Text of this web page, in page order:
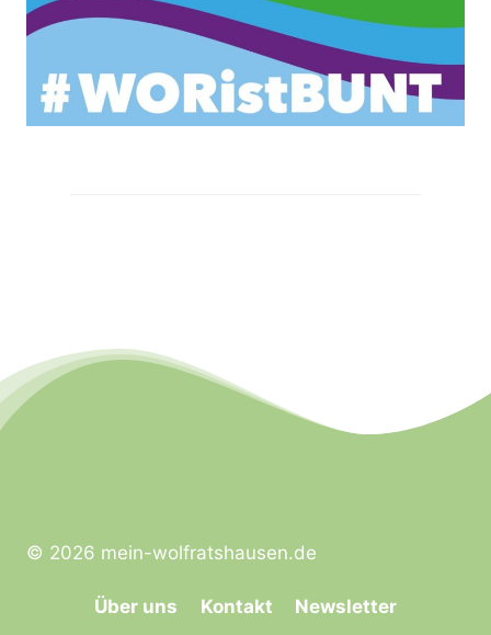
© 2026 mein-wolfratshausen.de
Über uns Kontakt Newsletter